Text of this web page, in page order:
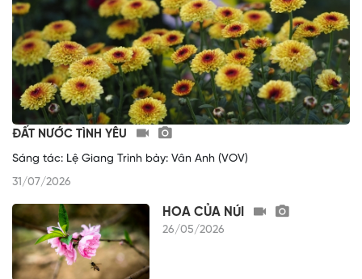
ĐẤT NƯỚC TÌNH YÊU
Sáng tác: Lệ Giang Trình bày: Vân Anh (VOV)
31/07/2026
HOA CỦA NÚI
26/05/2026